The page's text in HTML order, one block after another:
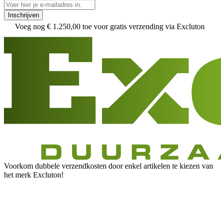
Inschrijven
Voeg nog € 1.250,00 toe voor gratis verzending via Excluton
Voorkom dubbele verzendkosten door enkel artikelen te kiezen van
het merk Excluton!